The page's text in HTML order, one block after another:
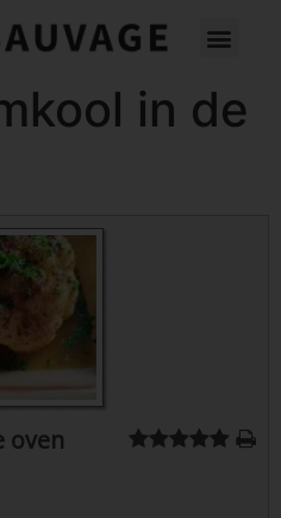
in de
oven